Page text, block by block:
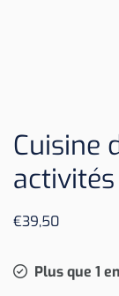
Cuisine
activités
€39,50
Plus que 1